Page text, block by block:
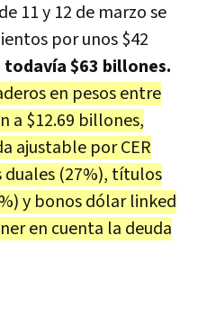
11 y 12 de marzo se
por unos $42
todavía $63 billones.
en pesos entre
a $12.69 billones,
ajustable por CER
(27%), títulos
y bonos dólar linked
en cuenta la deuda